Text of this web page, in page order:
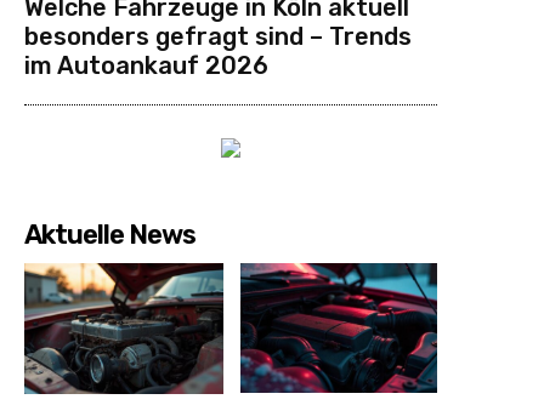
Welche Fahrzeuge in Köln aktuell
besonders gefragt sind – Trends
im Autoankauf 2026
Aktuelle News